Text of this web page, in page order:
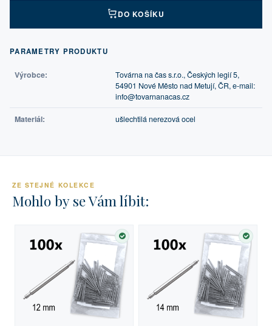
DO KOŠÍKU
PARAMETRY PRODUKTU
Výrobce:
Továrna na čas s.r.o., Českých legií 5,
54901 Nové Město nad Metují, ČR, e-mail:
info@tovarnanacas.cz
Materiál: ušlechtilá nerezová ocel
ZE STEJNÉ KOLEKCE
Mohlo by se Vám líbit:
SKLADEM